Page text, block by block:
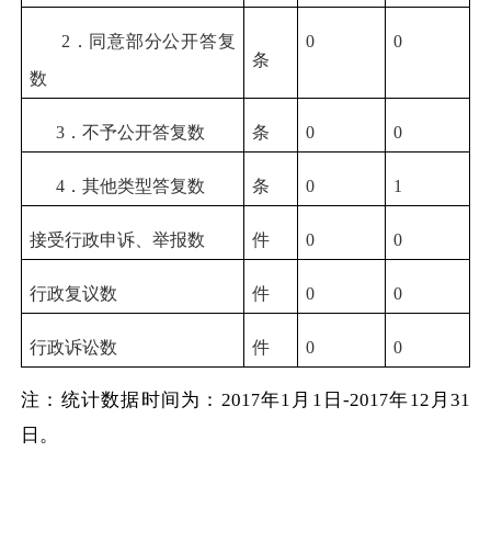
2．同意部分公开答复
数
条
0 0
3．不予公开答复数 条 0 0
4．其他类型答复数 条 0 1
接受行政申诉、举报数 件 0 0
行政复议数 件 0 0
行政诉讼数 件 0 0
注：统计数据时间为： 2017年1月1日-2017年12月31
日。